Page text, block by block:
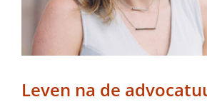
Leven na de